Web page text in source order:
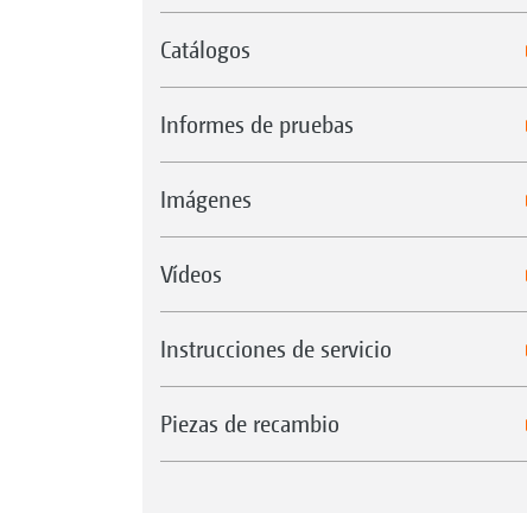
Catálogos
Informes de pruebas
Imágenes
Vídeos
Instrucciones de servicio
Piezas de recambio